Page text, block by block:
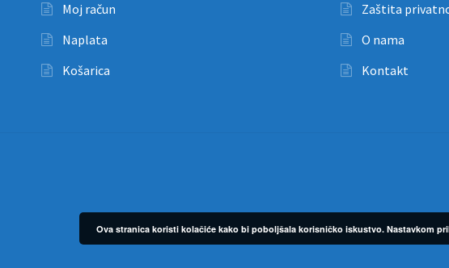
Moj račun
Naplata
Košarica
Zaštita
O nama
Kontakt
Ova stranica koristi kolačiće kako bi poboljšala korisničko iskustvo. Nastavkom